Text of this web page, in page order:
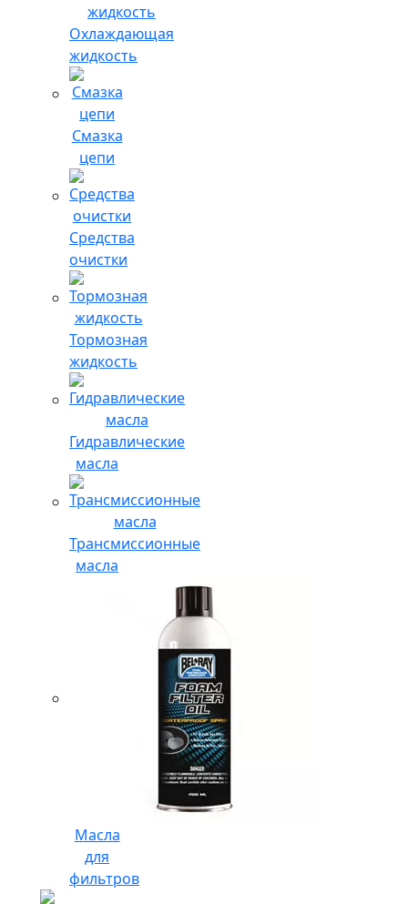
Охлаждающая
жидкость
Смазка
цепи
Средства
очистки
Тормозная
жидкость
Гидравлические
масла
Трансмиссионные
масла
Масла
для
фильтров